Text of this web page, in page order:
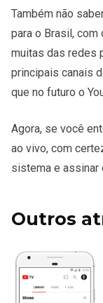
Também não
para o Brasil,
muitas das redes
principais canais
que no futuro o
Agora, se você
ao vivo, com
sistema e assinar
Outros